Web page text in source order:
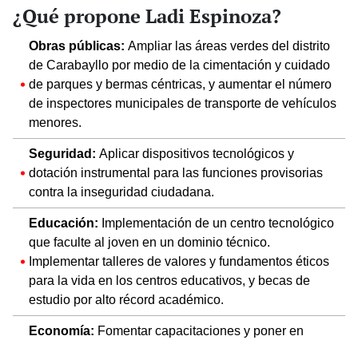
¿Qué propone Ladi Espinoza?
Obras públicas: Ampliar las áreas verdes del distrito
de Carabayllo por medio de la cimentación y cuidado
de parques y bermas céntricas, y aumentar el número
de inspectores municipales de transporte de vehículos
menores.
Seguridad: Aplicar dispositivos tecnológicos y
dotación instrumental para las funciones provisorias
contra la inseguridad ciudadana.
Educación: Implementación de un centro tecnológico
que faculte al joven en un dominio técnico.
Implementar talleres de valores y fundamentos éticos
para la vida en los centros educativos, y becas de
estudio por alto récord académico.
Economía: Fomentar capacitaciones y poner en